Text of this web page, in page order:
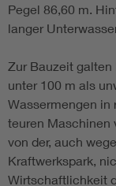
Pegel 86,60 m.
langer
Zur Bauzeit
unter 100 m als
Wassermengen in
teuren Maschinen
von der, auch
Kraftwerkspark,
Wirtschaftlichkeit